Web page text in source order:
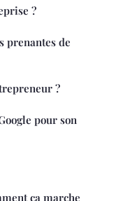
?
prenantes de
?
pour son
ça marche